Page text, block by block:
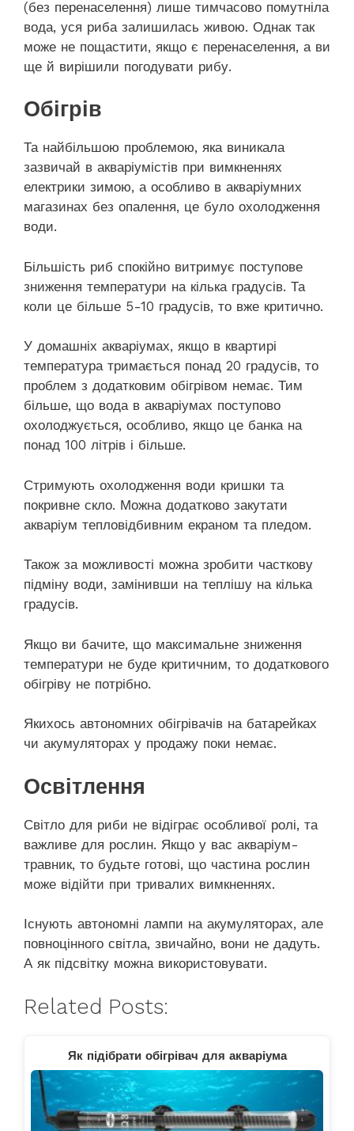
(без перенаселення) лише тимчасово помутніла
вода, уся риба залишилась живою. Однак так
може не пощастити, якщо є перенаселення, а ви
ще й вирішили погодувати рибу.
Обігрів
Та найбільшою проблемою, яка виникала
зазвичай в акваріумістів при вимкненнях
електрики зимою, а особливо в акваріумних
магазинах без опалення, це було охолодження
води.
Більшість риб спокійно витримує поступове
зниження температури на кілька градусів. Та
коли це більше 5-10 градусів, то вже критично.
У домашніх акваріумах, якщо в квартирі
температура тримається понад 20 градусів, то
проблем з додатковим обігрівом немає. Тим
більше, що вода в акваріумах поступово
охолоджується, особливо, якщо це банка на
понад 100 літрів і більше.
Стримують охолодження води кришки та
покривне скло. Можна додатково закутати
акваріум тепловідбивним екраном та пледом.
Також за можливості можна зробити часткову
підміну води, замінивши на теплішу на кілька
градусів.
Якщо ви бачите, що максимальне зниження
температури не буде критичним, то додаткового
обігріву не потрібно.
Якихось автономних обігрівачів на батарейках
чи акумуляторах у продажу поки немає.
Освітлення
Світло для риби не відіграє особливої ролі, та
важливе для рослин. Якщо у вас акваріум-
травник, то будьте готові, що частина рослин
може відійти при тривалих вимкненнях.
Існують автономні лампи на акумуляторах, але
повноцінного світла, звичайно, вони не дадуть.
А як підсвітку можна використовувати.
Related Posts:
Як підібрати обігрівач для акваріума